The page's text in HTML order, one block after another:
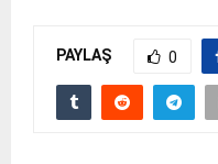
PAYLAŞ 0